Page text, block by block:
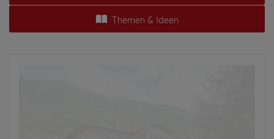
Themen & Ideen